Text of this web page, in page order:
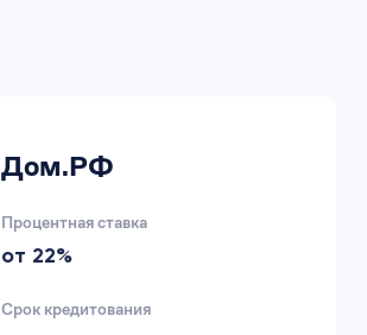
Дом.РФ
Процентная ставка
от 22%
Срок кредитования